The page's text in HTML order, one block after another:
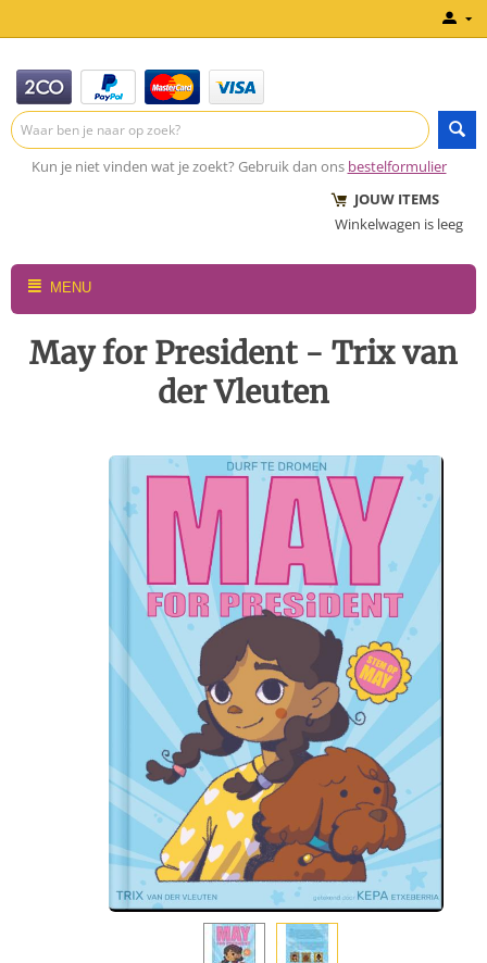
Kun je niet vinden wat je zoekt? Gebruik dan ons bestelformulier
JOUW ITEMS
Winkelwagen is leeg
MENU
May for President - Trix van
der Vleuten